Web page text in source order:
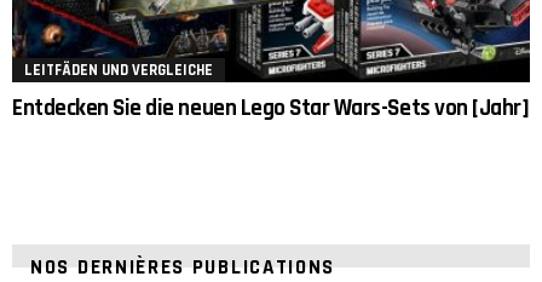
LEITFÄDEN UND VERGLEICHE
Entdecken Sie die neuen Lego Star Wars-Sets von [Jahr]
NOS DERNIÈRES PUBLICATIONS